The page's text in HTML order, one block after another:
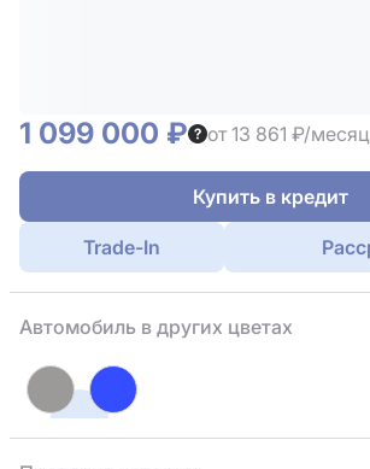
1 099 000 ₽ от 13 861 ₽/месяц
Купить в кредит
Trade-In
Автомобиль в других цветах